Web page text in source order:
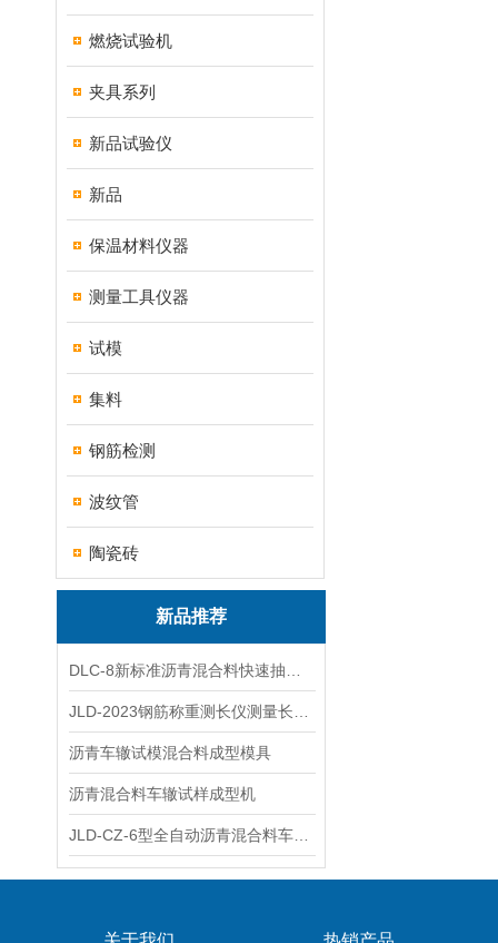
燃烧试验机
夹具系列
新品试验仪
新品
保温材料仪器
测量工具仪器
试模
集料
钢筋检测
波纹管
陶瓷砖
新品推荐
沥青车辙试模混合料成型模具
沥青混合料车辙试样成型机